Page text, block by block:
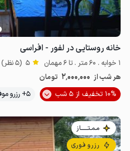
خانه روستایی در لفور - افراسی
1 خوابه . 60 متر . تا 6 مهمان 5 (5 نظر)
هر شب از 2٬000٬000 تومان
10% تخفیف از 5 شب
5+ رزرو موفق
مـمـتــــــاز
رزرو فوری